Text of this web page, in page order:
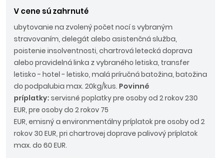
V cene sú zahrnuté
ubytovanie na zvolený počet nocí s vybraným
stravovaním, delegát alebo asistenčná služba,
poistenie insolventnosti, chartrová letecká doprava
alebo pravidelná linka z vybraného letiska, transfer
letisko - hotel - letisko, malá príručná batožina, batožina
do podpalubia max. 20kg/kus. Povinné
príplatky: servisné poplatky pre osoby od 2 rokov 230
EUR, pre osoby do 2 rokov 75
EUR, emisný a environmentálny príplatok pre osoby od 2
rokov 30 EUR, pri chartrovej doprave palivový príplatok
max. do 60 EUR.